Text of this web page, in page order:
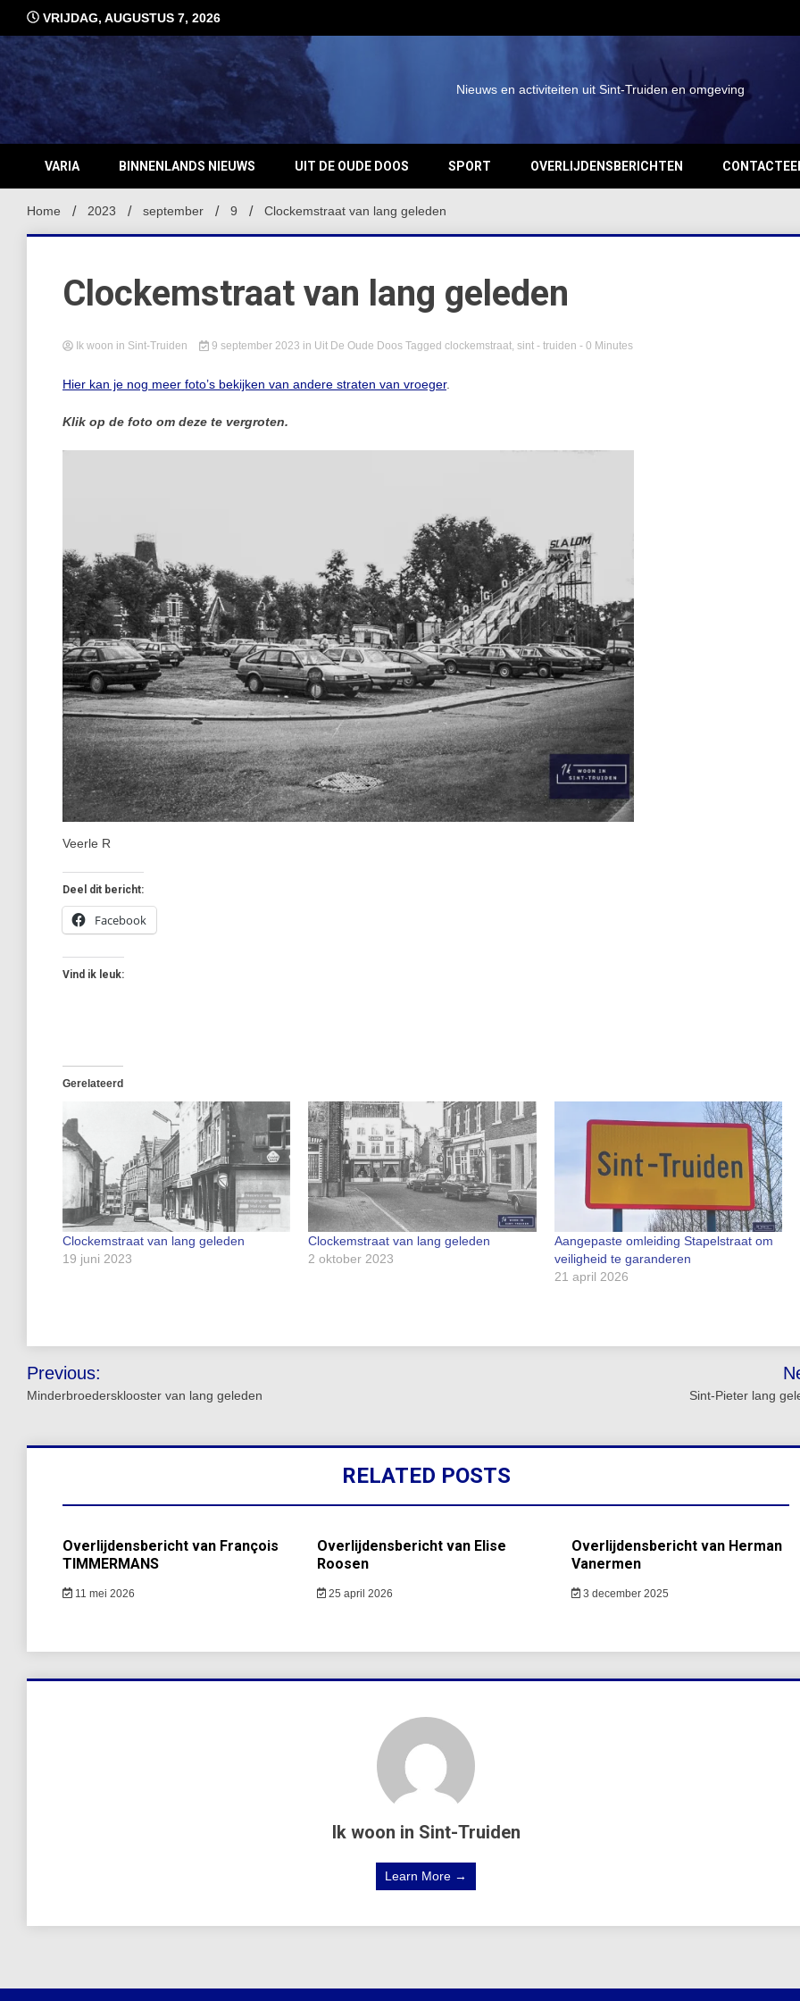
inhoud
VRIJDAG, AUGUSTUS 7, 2026
Nieuws en activiteiten uit Sint-Truiden en omgeving
VARIA BINNENLANDS NIEUWS UIT DE OUDE DOOS SPORT OVERLIJDENSBERICHTEN
Home 2023 september 9 Clockemstraat van lang geleden
Clockemstraat van lang geleden
Ik woon in Sint-Truiden 9 september 2023 in Uit De Oude Doos Tagged clockemstraat, sint - truiden - 0 Minutes
Hier kan je nog meer foto’s bekijken van andere straten van vroeger.
Klik op de foto om deze te vergroten.
Veerle R
Deel dit bericht:
Facebook
Vind ik leuk:
Gerelateerd
Clockemstraat van lang geleden
19 juni 2023
Clockemstraat van lang geleden
2 oktober 2023
Aangepaste omleiding Stapelstraat om
veiligheid te garanderen
21 april 2026
Bericht
navigatie
Previous:
Minderbroedersklooster van lang geleden Sint-Pieter lang
RELATED POSTS
Overlijdensbericht van François
TIMMERMANS
11 mei 2026
Overlijdensbericht van Elise
Roosen
25 april 2026
Overlijdensbericht van Herman
Vanermen
3 december 2025
Ik woon in Sint-Truiden
Learn More →